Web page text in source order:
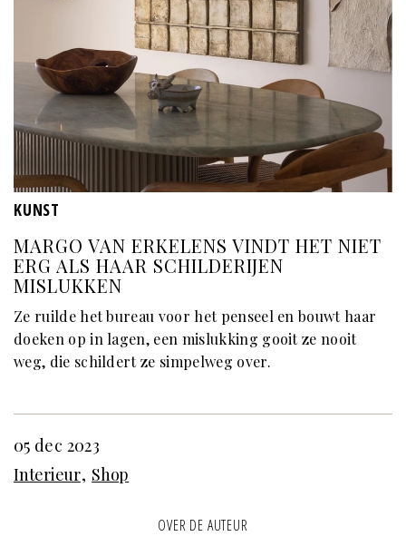
KUNST
MARGO VAN ERKELENS VINDT HET NIET
ERG ALS HAAR SCHILDERIJEN
MISLUKKEN
Ze ruilde het bureau voor het penseel en bouwt haar
doeken op in lagen, een mislukking gooit ze nooit
weg, die schildert ze simpelweg over.
05 dec 2023
Interieur Shop
OVER DE AUTEUR